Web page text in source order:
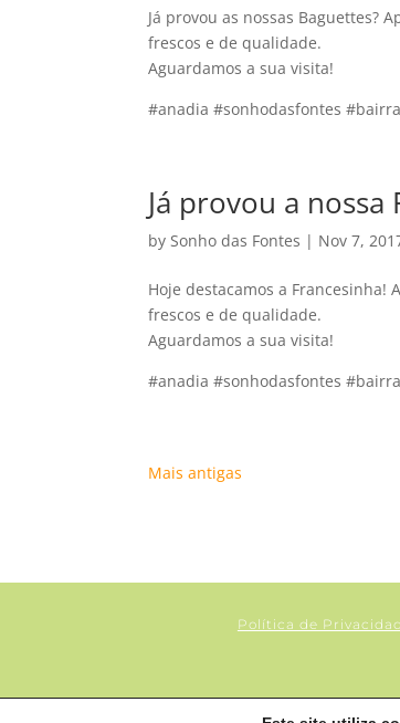
Já provou as nossas Baguettes?
frescos e de qualidade.
Aguardamos a sua visita!
#anadia #sonhodasfontes
Já provou a nossa
bySonho das Fontes | Nov 7,
Hoje destacamos a
frescos e de qualidade.
Aguardamos a sua visita!
#anadia #sonhodasfontes
Mais antigas
Política de